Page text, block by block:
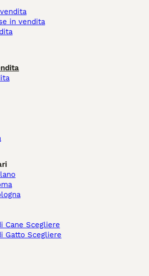
in vendita
Cane Scegliere
Gatto Scegliere